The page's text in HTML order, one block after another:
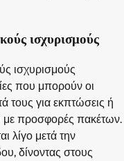
ισχυρισμούς
ισχυρισμούς
που μπορούν οι
τους για εκπτώσεις ή
με προσφορές πακέτων.
λίγο μετά την
δίνοντας στους